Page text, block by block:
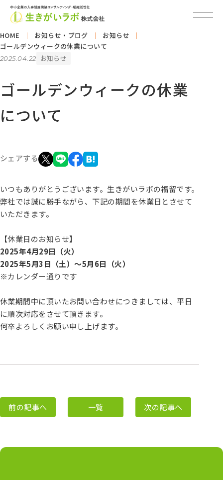
HOME お知らせ・ブログ
お知らせ
ゴールデンウィークの休業について
2025.04.22 お知らせ
ゴールデンウィークの休業
について
シェアする
いつもありがとうございます。生きがいラボの福留です。
弊社では誠に勝手ながら、下記の期間を休業日とさせて
いただきます。
【休業日のお知らせ】
2025年4月29日（火）
2025年5月3日（土）～5月6日（火）
※カレンダー通りです
休業期間中に頂いたお問い合わせにつきましては、平日
に順次対応をさせて頂きます。
何卒よろしくお願い申し上げます。
前の記事へ 一覧 次の記事へ